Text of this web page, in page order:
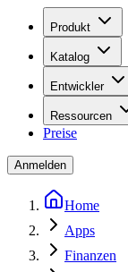
Produkt
Katalog
Entwickler
Ressourcen
Preise
Anmelden
Home
Apps
Finanzen